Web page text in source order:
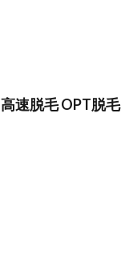
高速脱毛 OPT脱毛